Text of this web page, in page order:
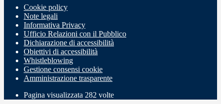
Cookie policy
Note legali
Informativa Privacy
Ufficio Relazioni con il Pubblico
Dichiarazione di accessibilità
Obiettivi di accessibilità
Whistleblowing
Gestione consensi cookie
Amministrazione trasparente
Pagina visualizzata 282 volte